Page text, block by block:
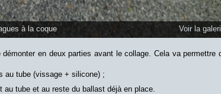
à la coque Voir la
en deux parties avant le collage. Cela va permettre
au tube (vissage + silicone) ;
tube et au reste du ballast déjà en place.